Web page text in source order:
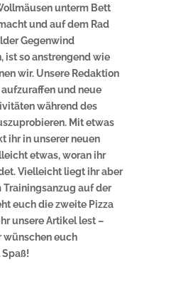
unterm Bett
und auf dem Rad
Gegenwind
ist so anstrengend wie
wir. Unsere Redaktion
und neue
während des
Mit etwas
ihr in unserer neuen
etwas, woran ihr
Vielleicht liegt ihr aber
Trainingsanzug auf der
euch die zweite Pizza
unsere Artikel lest –
wünschen euch